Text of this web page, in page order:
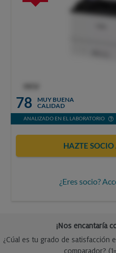
78
MUY BUENA
CALIDAD
ANALIZADO EN EL LABORATORIO
HAZTE SOCIO
¿Eres socio?